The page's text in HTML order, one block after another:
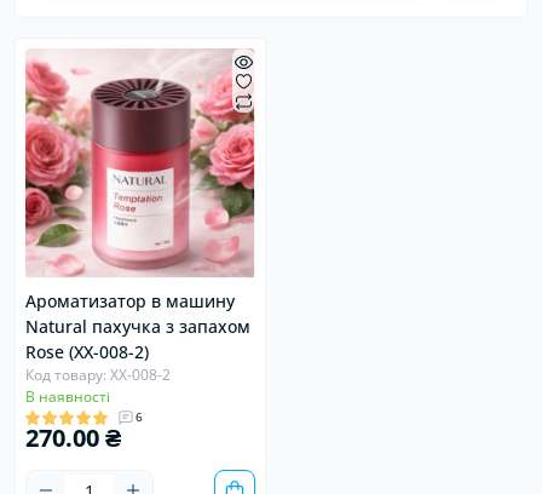
Ароматизатор в машину
Natural пахучка з запахом
Rose (XX-008-2)
Код товару: XX-008-2
В наявності
6
270.00 ₴